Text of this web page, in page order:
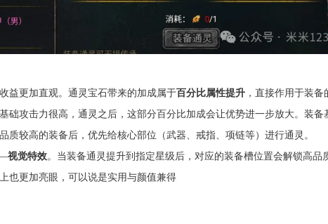
益更加直观。通灵宝石带来的加成属于百分比属性提升，直接作用于装备
础攻击力很高，通灵之后，这部分百分比加成会让优势进一步放大。装备
质较高的装备后，优先给核心部位（武器、戒指、项链等）进行通灵。
视觉特效。当装备通灵提升到指定星级后，对应的装备槽位置会解锁高品
也更加亮眼，可以说是实用与颜值兼得